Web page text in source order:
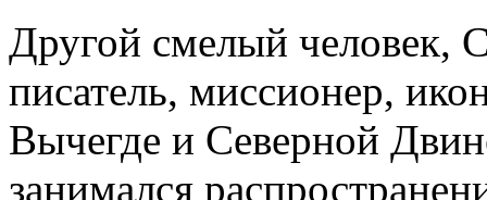
Другой смелый человек,
писатель, миссионер,
Вычегде и Северной
занимался